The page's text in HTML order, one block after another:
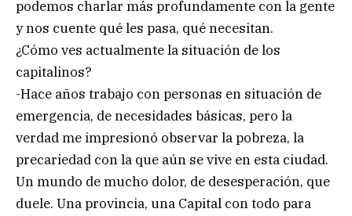
podemos charlar más profundamente con la gente
y nos cuente qué les pasa, qué necesitan.
¿Cómo ves actualmente la situación de los
capitalinos?
-Hace años trabajo con personas en situación de
emergencia, de necesidades básicas, pero la
verdad me impresionó observar la pobreza, la
precariedad con la que aún se vive en esta ciudad.
Un mundo de mucho dolor, de desesperación, que
duele. Una provincia, una Capital con todo para